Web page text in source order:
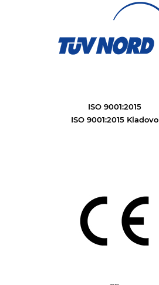
ISO 9001:2015
ISO 9001:2015 Kladovo